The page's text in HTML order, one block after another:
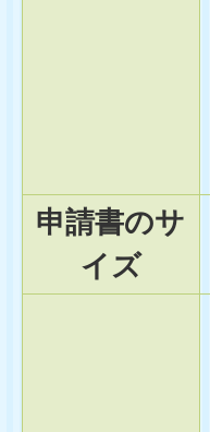
申請書のサ
イズ